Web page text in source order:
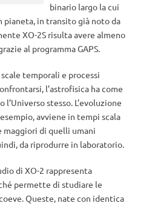
binario largo la cui
pianeta, in transito già noto da
XO-2S risulta avere almeno
al programma GAPS.
temporali e processi
l’astrofisica ha come
stesso. L’evoluzione
avviene in tempi scala
di quelli umani
da riprodurre in laboratorio.
di XO-2 rappresenta
permette di studiare le
Queste, nate con identica